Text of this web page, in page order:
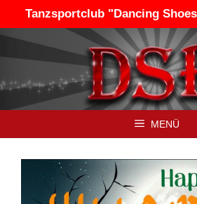
springen
Tanzsportclub "Dancing
MENÜ